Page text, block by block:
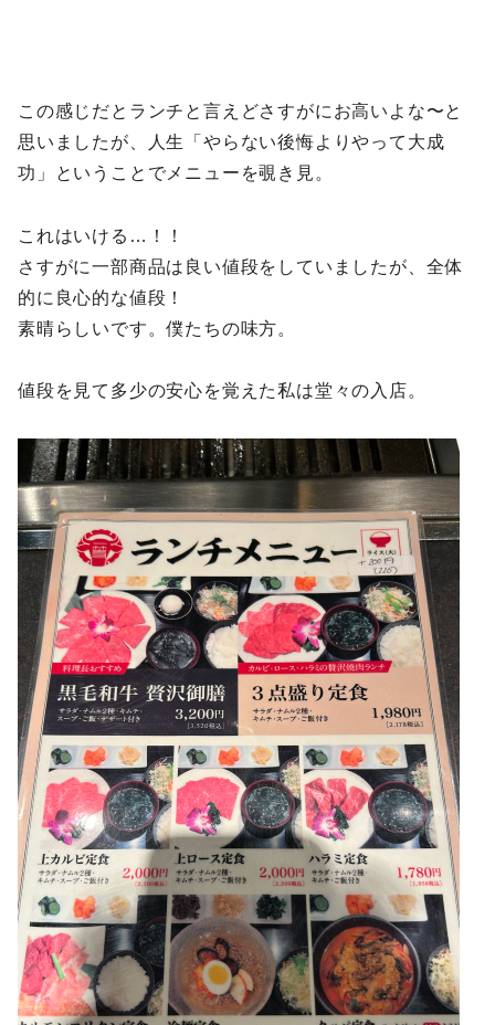
この感じだとランチと言えどさすがにお高いよな〜と
思いましたが、人生「やらない後悔よりやって大成
功」ということでメニューを覗き見。
これはいける…！！
さすがに一部商品は良い値段をしていましたが、全体
的に良心的な値段！
素晴らしいです。僕たちの味方。
値段を見て多少の安心を覚えた私は堂々の入店。